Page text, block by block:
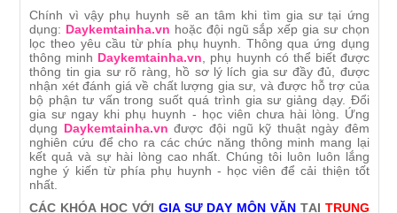
Chính vì vậy phụ huynh sẽ an tâm khi tìm gia sư tại ứng
dụng: Daykemtainha.vn hoặc đội ngũ sắp xếp gia sư chọn
lọc theo yêu cầu từ phía phụ huynh. Thông qua ứng dụng
thông minh Daykemtainha.vn , phụ huynh có thể biết được
thông tin gia sư rõ ràng, hồ sơ lý lích gia sư đầy đủ, được
nhận xét đánh giá về chất lượng gia sư, và được hỗ trợ của
bộ phận tư vấn trong suốt quá trình gia sư giảng dạy. Đổi
gia sư ngay khi phụ huynh - học viên chưa hài lòng. Ứng
dụng Daykemtainha.vn được đội ngũ kỹ thuật ngày đêm
nghiên cứu để cho ra các chức năng thông minh mang lại
kết quả và sự hài lòng cao nhất. Chúng tôi luôn luôn lắng
nghe ý kiến từ phía phụ huynh - học viên để cải thiện tốt
nhất.
CÁC KHÓA HỌC VỚI GIA SƯ DẠY MÔN VĂNTẠI TRUNG